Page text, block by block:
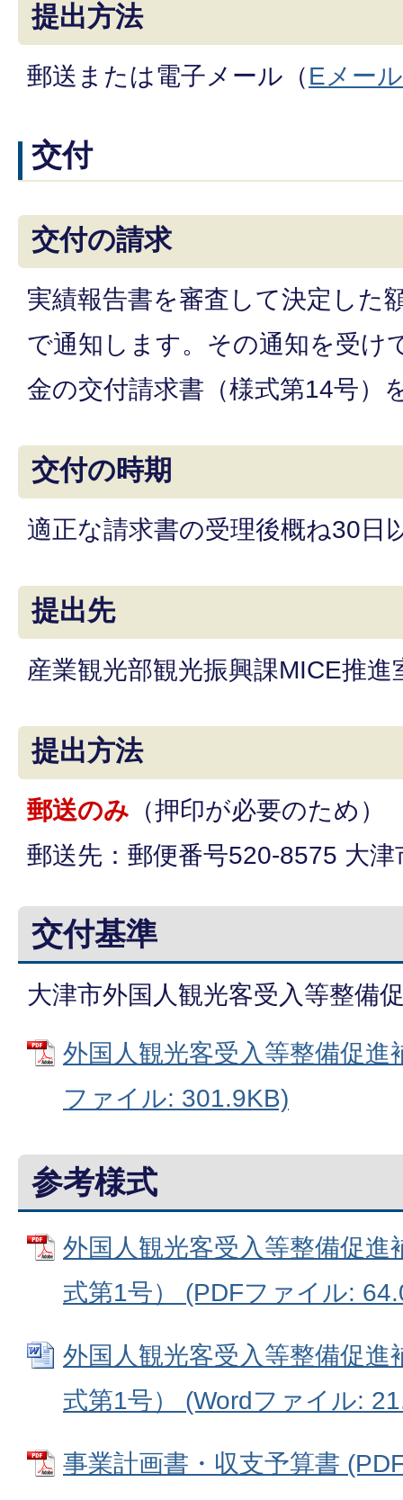
提出方法
郵送または電子メール（Eメー
交付
交付の請求
実績報告書を審査して決定した
で通知します。その通知を受け
金の交付請求書（様式第14号）
交付の時期
適正な請求書の受理後概ね30日
提出先
産業観光部観光振興課MICE推進
提出方法
郵送のみ （押印が必要のため）
郵送先：郵便番号520-8575 大津
交付基準
大津市外国人観光客受入等整備
外国人観光客受入等整備促進
ファイル: 301.9KB)
参考様式
外国人観光客受入等整備促進
式第1号） (PDFファイル:
外国人観光客受入等整備促進
式第1号） (Wordファイル:
事業計画書・収支予算書